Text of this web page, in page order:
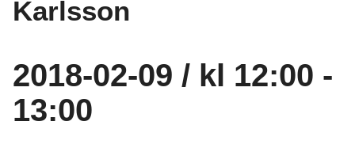
Karlsson
2018-02-09 / kl 12:00 -
13:00